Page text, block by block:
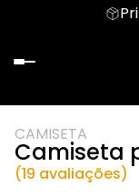
CAMISETA
Camiseta
(19 avaliações)